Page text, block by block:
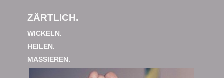
ZÄRTLICH.
WICKELN.
HEILEN.
MASSIEREN.